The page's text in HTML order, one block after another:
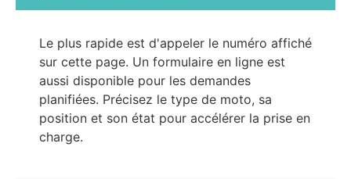
Le plus rapide est d'appeler le numéro affiché
sur cette page. Un formulaire en ligne est
aussi disponible pour les demandes
planifiées. Précisez le type de moto, sa
position et son état pour accélérer la prise en
charge.